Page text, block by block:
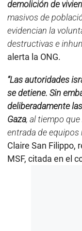
demolición de
masivos de
evidencian la
destructivas e
alerta la ONG.
“Las autoridades
se detiene. Sin
deliberadamente
Gaza, al tiempo
entrada de equipos
Claire San Filippo,
MSF, citada en el